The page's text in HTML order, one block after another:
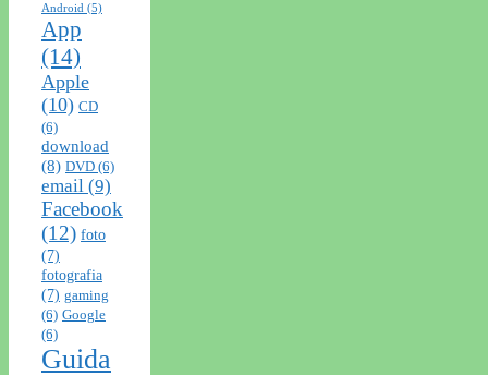
Android (5)
App
(14)
Apple
(10) CD
(6)
download
(8) DVD (6)
email (9)
Facebook
(12) foto
(7)
fotografia
(7) gaming
(6) Google
(6)
Guida